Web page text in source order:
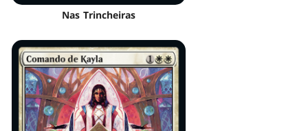
Nas Trincheiras